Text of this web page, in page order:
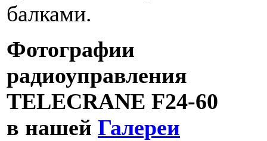
балками.
Фотографии
радиоуправления
TELECRANE F24-60
в нашей Галереи